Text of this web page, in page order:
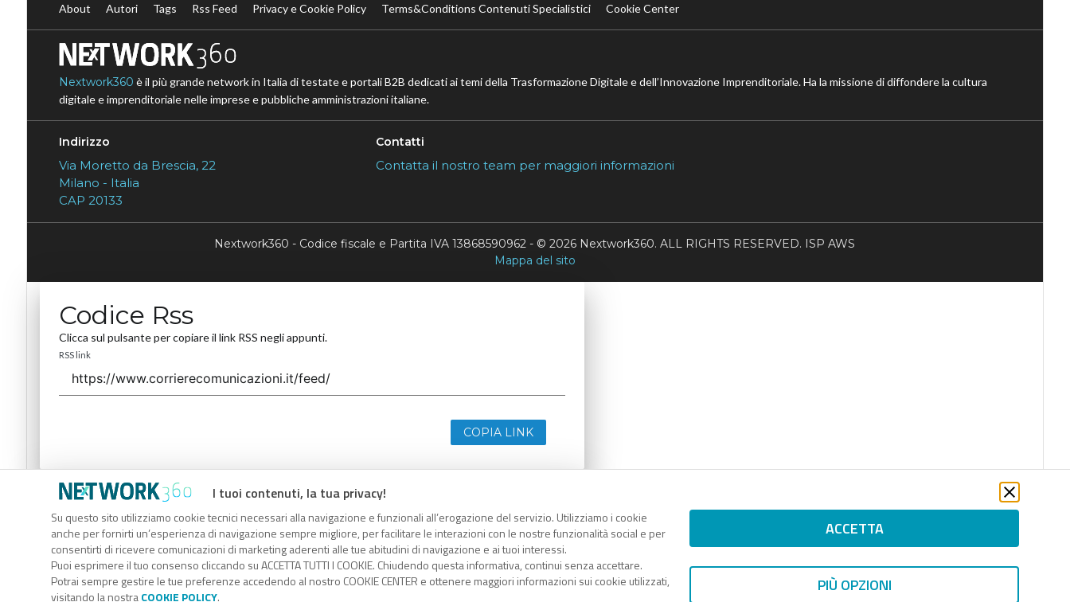
I tuoi contenuti, la tua privacy!
Su questo sito utilizziamo cookie tecnici necessari alla navigazione e funzionali all’erogazione del servizio. Utilizziamo i cookie
anche per fornirti un’esperienza di navigazione sempre migliore, per facilitare le interazioni con le nostre funzionalità social e per
consentirti di ricevere comunicazioni di marketing aderenti alle tue abitudini di navigazione e ai tuoi interessi.
Puoi esprimere il tuo consenso cliccando su ACCETTA TUTTI I COOKIE. Chiudendo questa informativa, continui senza accettare.
Potrai sempre gestire le tue preferenze accedendo al nostro COOKIE CENTER e ottenere maggiori informazioni sui cookie utilizzati,
visitando la nostraCOOKIE POLICY.
ACCETTA
PIÙ OPZIONI
About Autori Tags Rss Feed Privacy e Cookie Policy Terms&Conditions Contenuti Specialistici Cookie Center
Nextwork360 è il più grande network in Italia di testate e portali B2B dedicati ai temi della Trasformazione Digitale e dell’Innovazione Imprenditoriale. Ha la missione di diffondere la cultura
digitale e imprenditoriale nelle imprese e pubbliche amministrazioni italiane.
Indirizzo
Via Moretto da Brescia, 22
Milano - Italia
CAP 20133
Contatti
Contatta il nostro team per maggiori informazioni
Nextwork360 - Codice fiscale e Partita IVA 13868590962 - © 2026 Nextwork360. ALL RIGHTS RESERVED. ISP AWS
Mappa del sito
Codice Rss
Clicca sul pulsante per copiare il link RSS negli appunti.
RSS link
COPIA LINK
Codice Rss
Clicca sul pulsante per copiare il link RSS negli appunti.
RSS link